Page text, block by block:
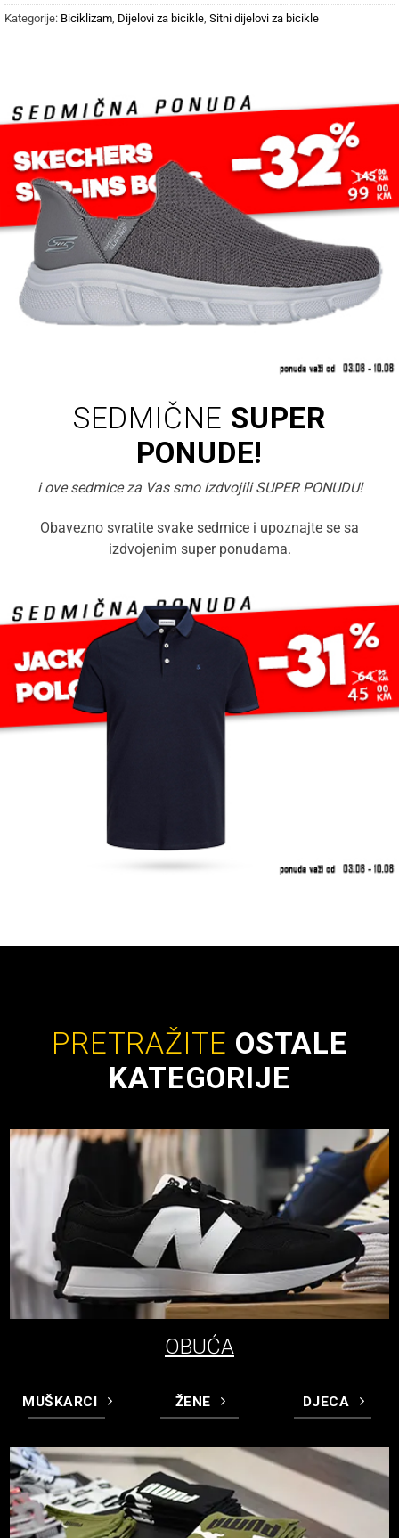
Kategorije: Biciklizam Dijelovi za bicikle Sitni dijelovi za bicikle
SEDMIČNE SUPER
PONUDE!
i ove sedmice za Vas smo izdvojili SUPER PONUDU!
Obavezno svratite svake sedmice i upoznajte se sa
izdvojenim super ponudama.
PRETRAŽITE OSTALE
KATEGORIJE
OBUĆA
MUŠKARCI ŽENE DJECA